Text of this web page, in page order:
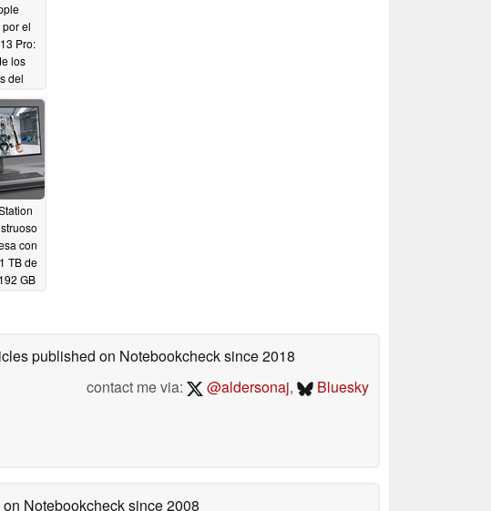
el
Pro:
los
del
Pro
con
TB de
GB
published on Notebookchecksince 2018
contact me via:
@aldersonaj, Bluesky
Notebookchecksince 2008